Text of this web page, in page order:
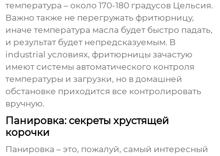
температура – около 170-180 градусов Цельсия.
Важно также не перегружать фритюрницу,
иначе температура масла будет быстро падать,
и результат будет непредсказуемым. В
industrial условиях, фритюрницы зачастую
имеют системы автоматического контроля
температуры и загрузки, но в домашней
обстановке приходится все контролировать
вручную.
Панировка: секреты хрустящей
корочки
Панировка – это, пожалуй, самый интересный